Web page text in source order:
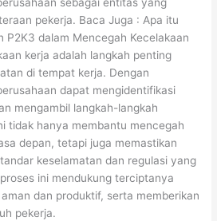
sebagai entitas yang
pekerja. Baca Juga : Apa itu
P2K3 dalam Mencegah Kecelakaan
kerja adalah langkah penting
di tempat kerja. Dengan
dapat mengidentifikasi
mengambil langkah-langkah
tidak hanya membantu mencegah
depan, tetapi juga memastikan
keselamatan dan regulasi yang
ini mendukung terciptanya
dan produktif, serta memberikan
pekerja.